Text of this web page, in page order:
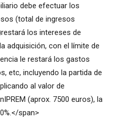
debe efectuar los
(total de ingresos
los intereses de
adquisición, con el límite de
le restará los gastos
etc, incluyendo la partida de
al valor de
(aprox. 7500 euros), la
span>